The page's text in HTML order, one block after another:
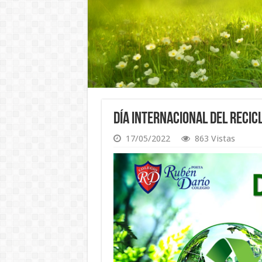
Día Internacional del
17/05/2022 863 Vistas